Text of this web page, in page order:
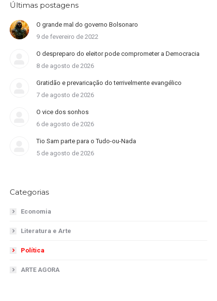
Últimas postagens
O grande mal do governo Bolsonaro
9 de fevereiro de 2022
O despreparo do eleitor pode comprometer a Democracia
8 de agosto de 2026
Gratidão e prevaricação do terrivelmente evangélico
7 de agosto de 2026
O vice dos sonhos
6 de agosto de 2026
Tio Sam parte para o Tudo-ou-Nada
5 de agosto de 2026
Categorias
Economia
Literatura e Arte
Política
ARTE AGORA